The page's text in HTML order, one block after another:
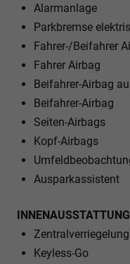
Alarmanlage
Parkbremse
Fahrer-/Beifahrer
Fahrer Airbag
Beifahrer-Airbag
Beifahrer-Airbag
Seiten-Airbags
Kopf-Airbags
Ausparkassistent
Keyless-Go